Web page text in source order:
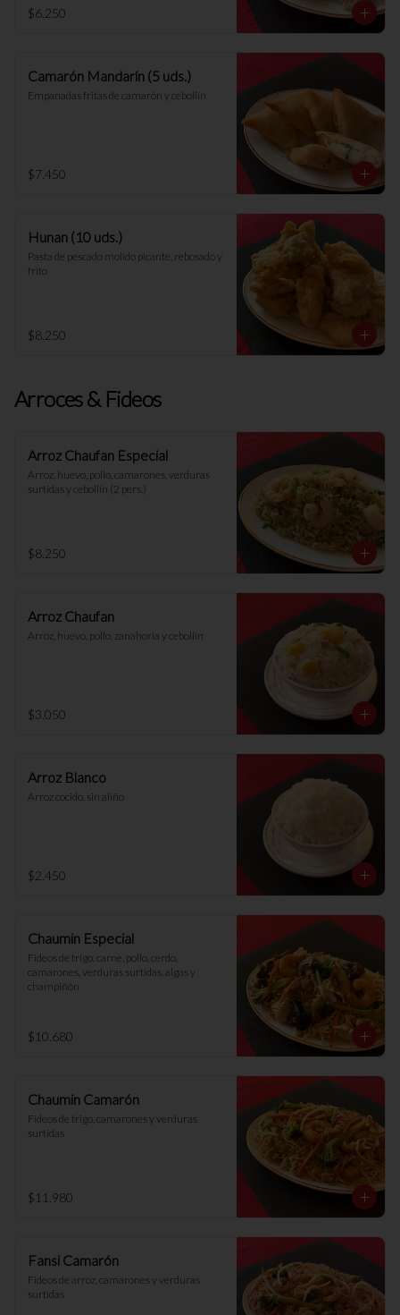
$6.250
Camarón Mandarín (5 uds.)
Empanadas fritas de camarón y cebollín
$7.450
Hunan (10 uds.)
Pasta de pescado molido picante, rebosado y
frito
$8.250
Arroces & Fideos
Arroz Chaufan Especial
Arroz, huevo, pollo, camarones, verduras
surtidas y cebollín (2 pers.)
$8.250
Arroz Chaufan
Arroz, huevo, pollo, zanahoria y cebollín
$3.050
Arroz Blanco
Arroz cocido, sin aliño
$2.450
Chaumin Especial
Fideos de trigo, carne, pollo, cerdo,
camarones, verduras surtidas, algas y
champiñón
$10.680
Chaumin Camarón
Fideos de trigo, camarones y verduras
surtidas
$11.980
Fansi Camarón
Fideos de arroz, camarones y verduras
surtidas